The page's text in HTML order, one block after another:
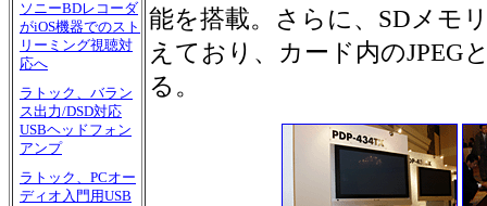
ソニーBDレコーダ
がiOS機器でのスト
リーミング視聴対
応へ
ラトック、バラン
ス出力/DSD対応
USBヘッドフォン
アンプ
ラトック、PCオー
ディオ入門用USB
能を搭載。さらに、SDメモ
えており、カード内のJPEG
る。